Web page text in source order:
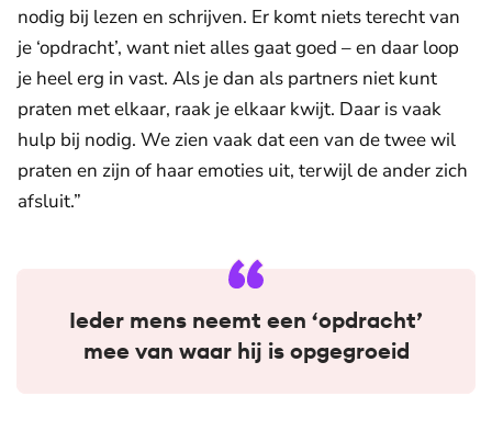
nodig bij lezen en schrijven. Er komt niets terecht van
je ‘opdracht’, want niet alles gaat goed – en daar loop
je heel erg in vast. Als je dan als partners niet kunt
praten met elkaar, raak je elkaar kwijt. Daar is vaak
hulp bij nodig. We zien vaak dat een van de twee wil
praten en zijn of haar emoties uit, terwijl de ander zich
afsluit.”
Ieder mens neemt een ‘opdracht’
mee van waar hij is opgegroeid